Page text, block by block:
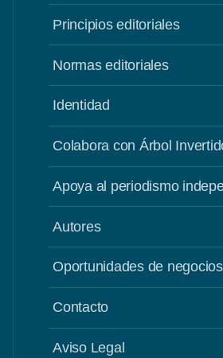
Principios editoriales
Normas editoriales
Identidad
Colabora con Árbol
Apoya al periodismo
Autores
Oportunidades de negocios
Contacto
Aviso Legal